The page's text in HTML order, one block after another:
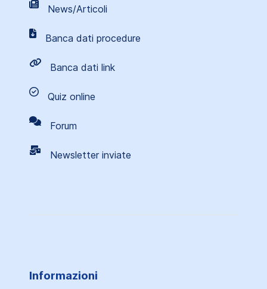
News/Articoli
Banca dati procedure
Banca dati link
Quiz online
Forum
Newsletter inviate
Informazioni